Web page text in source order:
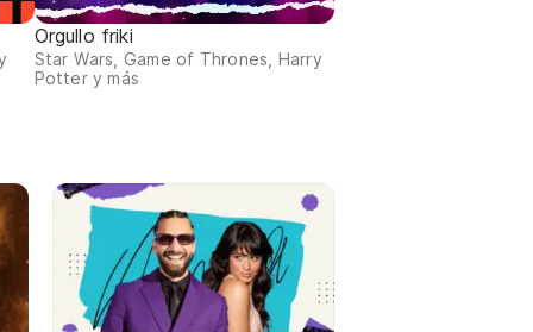
Orgullo friki
Star Wars, Game of Thrones, Harry
Potter y más